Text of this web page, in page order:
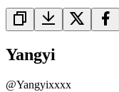
Yangyi
@Yangyixxxx